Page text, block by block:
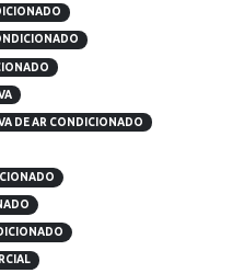
DE AR CONDICIONADO